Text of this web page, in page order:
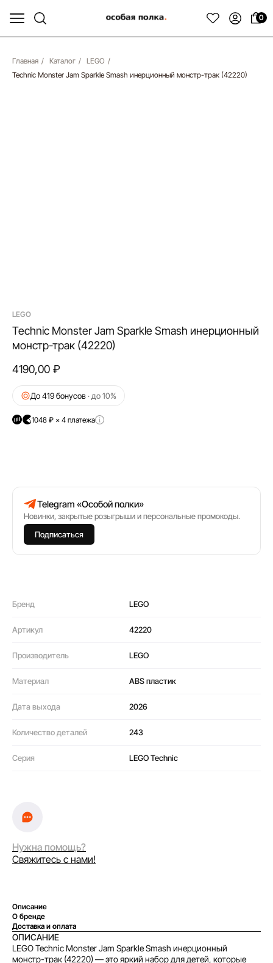
0
Главная / Каталог / LEGO /
Technic Monster Jam Sparkle Smash инерционный монстр-трак (42220)
Technic Monster Jam Sparkle Smash инерционный
монстр-трак (42220)
LEGO
4190,00 ₽
До 419 бонусов · до 10%
1048 ₽ × 4 платежа
Telegram «Особой полки»
Новинки, закрытые розыгрыши и персональные промокоды.
Подписаться
Бренд LEGO
Артикул 42220
Производитель LEGO
Материал ABS пластик
Дата выхода 2026
Количество деталей 243
Серия LEGO Technic
Нужна помощь?
Свяжитесь с нами!
Описание
О бренде
Доставка и оплата
ОПИСАНИЕ
LEGO Technic Monster Jam Sparkle Smash инерционный
монстр-трак (42220) — это яркий набор для детей, которые
Оплатите сегодня 25% стоимости покупки
Оплата
сегодня
25%
2 недели
25%
4 недели
25%
6 недель
25%